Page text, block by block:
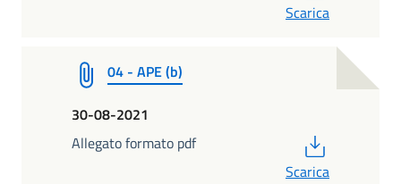
Scarica
04 - APE (b)
30-08-2021
Allegato formato pdf
Scarica